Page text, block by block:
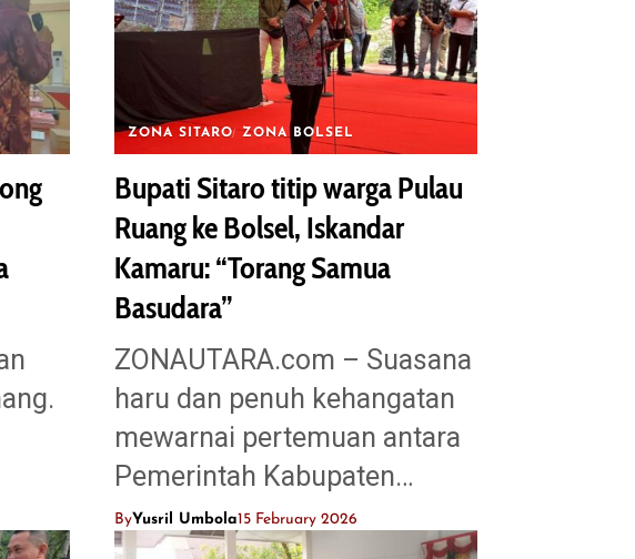
ZONA SITARO ZONA BOLSEL
Bupati Sitaro titip warga Pulau
Ruang ke Bolsel, Iskandar
Kamaru: “Torang Samua
Basudara”
ZONAUTARA.com – Suasana
haru dan penuh kehangatan
mewarnai pertemuan antara
Pemerintah Kabupaten…
ByYusril Umbola15 February 2026